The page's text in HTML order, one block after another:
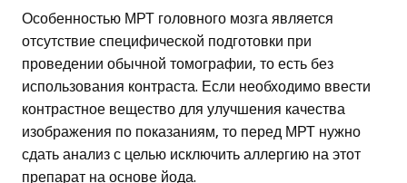
Особенностью МРТ головного мозга является
отсутствие специфической подготовки при
проведении обычной томографии, то есть без
использования контраста. Если необходимо ввести
контрастное вещество для улучшения качества
изображения по показаниям, то перед МРТ нужно
сдать анализ с целью исключить аллергию на этот
препарат на основе йода.